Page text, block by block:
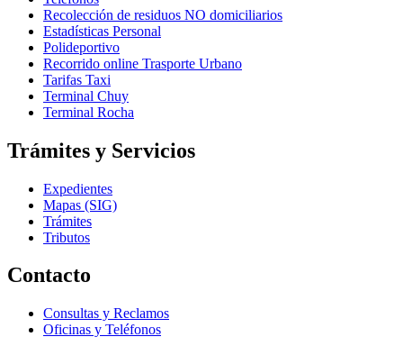
Recolección de residuos NO domiciliarios
Estadísticas Personal
Polideportivo
Recorrido online Trasporte Urbano
Tarifas Taxi
Terminal Chuy
Terminal Rocha
Trámites y Servicios
Expedientes
Mapas (SIG)
Trámites
Tributos
Contacto
Consultas y Reclamos
Oficinas y Teléfonos